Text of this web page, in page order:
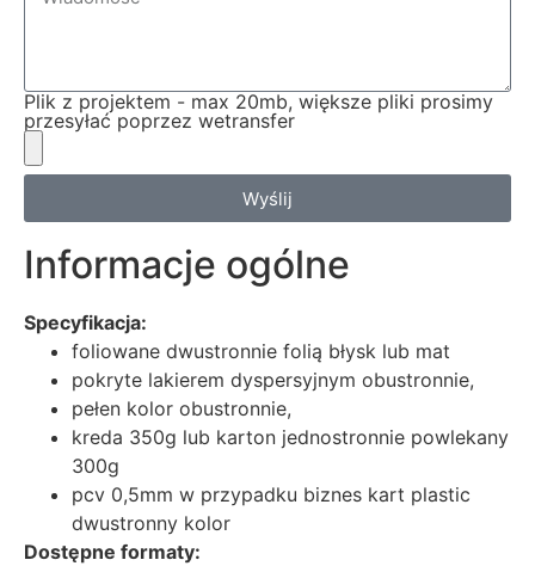
Plik z projektem - max 20mb, większe pliki prosimy
przesyłać poprzez wetransfer
Wyślij
Informacje ogólne
Specyfikacja:
foliowane dwustronnie folią błysk lub mat
pokryte lakierem dyspersyjnym obustronnie,
pełen kolor obustronnie,
kreda 350g lub karton jednostronnie powlekany
300g
pcv 0,5mm w przypadku biznes kart plastic
dwustronny kolor
Dostępne formaty: